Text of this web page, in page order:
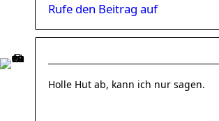
Rufe den Beitrag auf
Holle Hut ab, kann ich nur sagen.